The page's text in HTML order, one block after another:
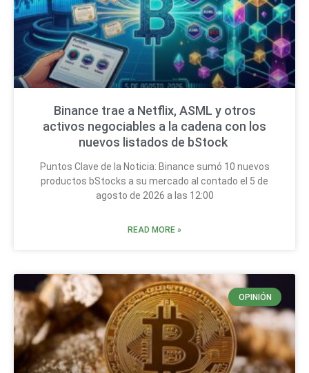
Binance trae a Netflix, ASML y otros
activos negociables a la cadena con los
nuevos listados de bStock
Puntos Clave de la Noticia: Binance sumó 10 nuevos
productos bStocks a su mercado al contado el 5 de
agosto de 2026 a las 12:00
READ MORE »
OPINIÓN